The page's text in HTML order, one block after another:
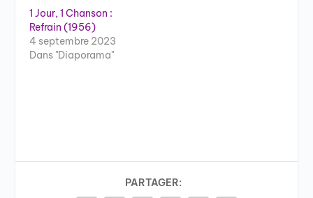
1 Jour, 1 Chanson :
Refrain (1956)
4 septembre 2023
Dans "Diaporama"
PARTAGER: